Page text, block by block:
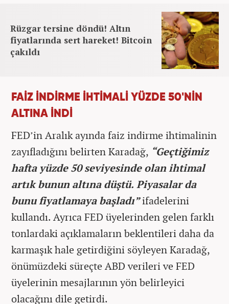
Rüzgar tersine döndü! Altın
fiyatlarında sert hareket! Bitcoin
çakıldı
FAİZ İNDİRME İHTİMALİ YÜZDE 50'NİN
ALTINA İNDİ
FED’in Aralık ayında faiz indirme ihtimalinin
zayıfladığını belirten Karadağ, “Geçtiğimiz
hafta yüzde 50 seviyesinde olan ihtimal
artık bunun altına düştü. Piyasalar da
bunu fiyatlamaya başladı”ifadelerini
kullandı. Ayrıca FED üyelerinden gelen farklı
tonlardaki açıklamaların beklentileri daha da
karmaşık hale getirdiğini söyleyen Karadağ,
önümüzdeki süreçte ABD verileri ve FED
üyelerinin mesajlarının yön belirleyici
olacağını dile getirdi.